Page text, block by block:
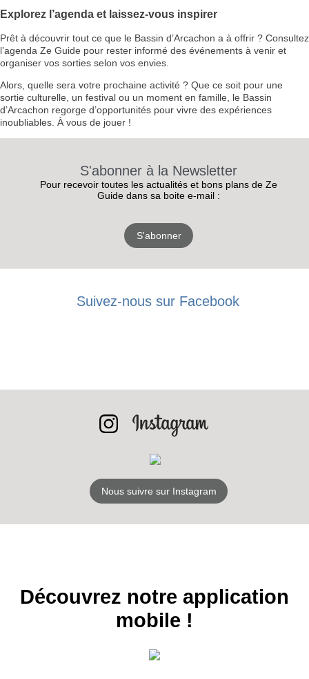
RECEVEZ
BONS PLANS
Explorez l’agenda et laissez-vous inspirer
Prêt à découvrir tout ce que le Bassin d’Arcachon a à offrir ? Consultez
l’agenda Ze Guide pour rester informé des événements à venir et
organiser vos sorties selon vos envies.
Alors, quelle sera votre prochaine activité ? Que ce soit pour une
sortie culturelle, un festival ou un moment en famille, le Bassin
d’Arcachon regorge d’opportunités pour vivre des expériences
inoubliables. À vous de jouer !
S'abonner à la Newsletter
Pour recevoir toutes les actualités et bons plans de Ze
Guide dans sa boite e-mail :
S'abonner
Suivez-nous sur Facebook
Nous suivre sur Instagram
Découvrez notre application
mobile !